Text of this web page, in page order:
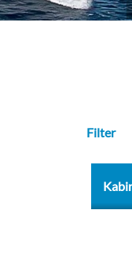
Filter